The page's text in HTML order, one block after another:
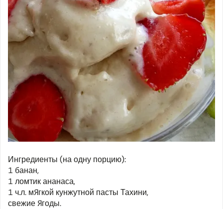
Ингредиенты (на одну порцию):
1 банан,
1 ломтик ананаса,
1 ч.л. мягкой кунжутной пасты Тахини,
свежие ягоды.